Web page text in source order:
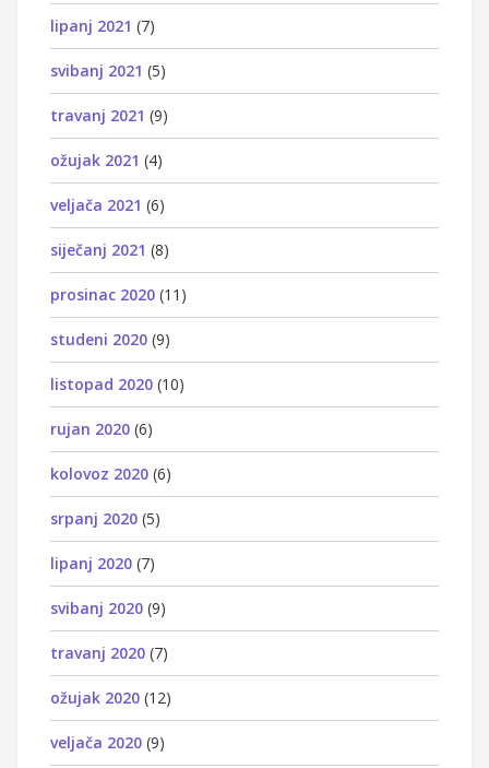
lipanj 2021 (7)
svibanj 2021 (5)
travanj 2021 (9)
ožujak 2021 (4)
veljača 2021 (6)
siječanj 2021 (8)
prosinac 2020 (11)
studeni 2020 (9)
listopad 2020 (10)
rujan 2020 (6)
kolovoz 2020 (6)
srpanj 2020 (5)
lipanj 2020 (7)
svibanj 2020 (9)
travanj 2020 (7)
ožujak 2020 (12)
veljača 2020 (9)